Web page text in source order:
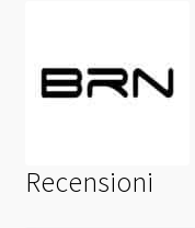
Recensioni